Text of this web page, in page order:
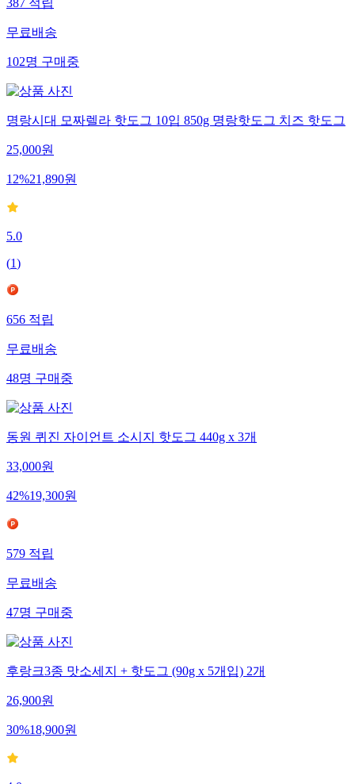
387적립
무료배송
102명구매중
명랑시대 모짜렐라 핫도그 10입 850g 명랑핫도그 치즈 핫도그
25,000원
12%21,890원
5.0
(1)
656적립
무료배송
48명구매중
동원 퀴진 자이언트 소시지 핫도그 440g x 3개
33,000원
42%19,300원
579적립
무료배송
47명구매중
후랑크3종 맛소세지 + 핫도그 (90g x 5개입) 2개
26,900원
30%18,900원